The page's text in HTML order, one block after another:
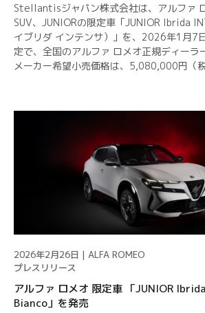
Stellantisジャパン株式会社は、アルファ
SUV、JUNIORの限定車「JUNIOR Ibrida
イブリダ インテンサ）」を、2026年1月7
定で、全国のアルファ ロメオ正規ディーラ
メーカー希望小売価格は、5,080,000円（税
2026年2月26日 | ALFA ROMEO
プレスリリース
アルファ ロメオ 限定車 「JUNIOR
Bianco」を発売